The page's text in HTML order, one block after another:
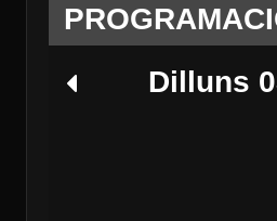
Dilluns